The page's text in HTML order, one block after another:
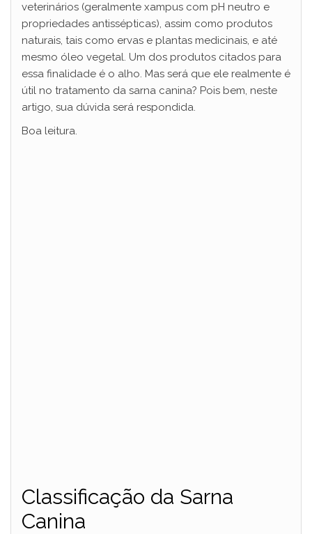
veterinários (geralmente xampus com pH neutro e
propriedades antissépticas), assim como produtos
naturais, tais como ervas e plantas medicinais, e até
mesmo óleo vegetal. Um dos produtos citados para
essa finalidade é o alho. Mas será que ele realmente é
útil no tratamento da sarna canina? Pois bem, neste
artigo, sua dúvida será respondida.
Boa leitura.
Classificação da Sarna
Canina